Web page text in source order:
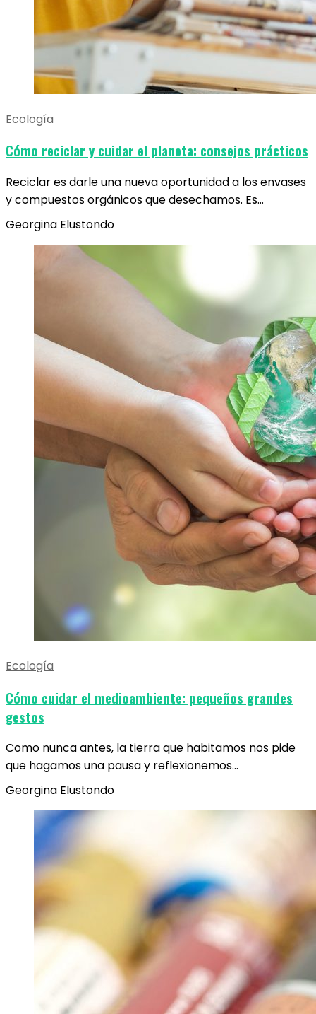
Ecología
Cómo reciclar y cuidar el planeta: consejos prácticos
Reciclar es darle una nueva oportunidad a los envases
y compuestos orgánicos que desechamos. Es…
Georgina Elustondo
Ecología
Cómo cuidar el medioambiente: pequeños grandes
gestos
Como nunca antes, la tierra que habitamos nos pide
que hagamos una pausa y reflexionemos…
Georgina Elustondo